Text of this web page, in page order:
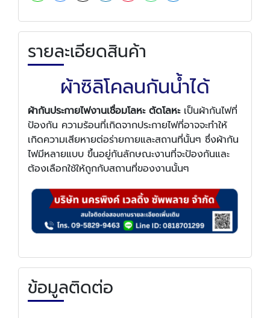
รายละเอียดสินค้า
ผ้าซิลิโคลนกันน้ำได้
ผ้ากันประกายไฟงานเชื่อมโลหะ ตัดโลหะเป็นผ้ากันไฟที่
ป้องกัน ความร้อนที่เกิดจากประกายไฟที่อาจจะทำให้
เกิดความเสียหายต่อร่ายกายและสถานที่นั้นๆ ซึ่งผ้ากัน
ไฟมีหลายแบบ ขึ้นอยู่กันลักษณะงานที่จะป้องกันและ
ต้องเลือกใช้ให้ถูกกับสถานที่ของงานนั้นๆ
ข้อมูลติดต่อ